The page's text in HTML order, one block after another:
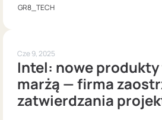
GR8_TECH
Cze 9, 2025
Intel: nowe produkty
marżą — firma
zatwierdzania